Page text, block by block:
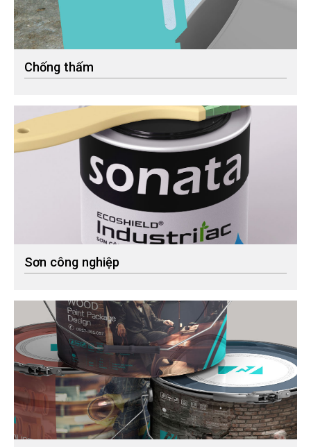
Chống thấm
Sơn công nghiệp